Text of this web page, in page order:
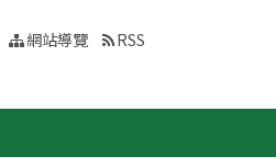
網站導覽 RSS